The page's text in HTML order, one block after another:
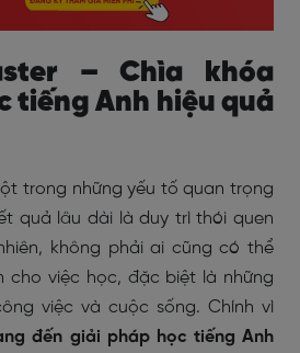
– Chìa khóa
tiếng Anh hiệu quả
trong những yếu tố quan trọng
quả lâu dài là duy trì thói quen
không phải ai cũng có thể
cho việc học, đặc biệt là những
việc và cuộc sống. Chính vì
đến giải pháp học tiếng Anh